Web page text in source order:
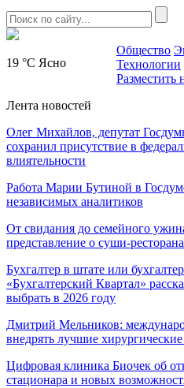
19 °C Ясно
Общество
Технологии
Разместить
Лента новостей
Олег Михайлов, депутат
сохранил присутствие в
влиятельности
Работа Марии Бутиной в
независимых аналитиков
От свидания до семейного
представление о суши-
Бухгалтер в штате или
«Бухгалтерский Квартал»
выбрать в 2026 году
Дмитрий Мельников:
внедрять лучшие
Цифровая клиника Биочек об
стационара и новых